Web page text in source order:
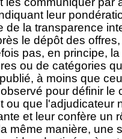
leur
de la transparence
le dépôt des
pas, en principe,
ou de catégories
à moins que
pour définir le
ou que l'adjudicateur
et leur confère un
même manière, une